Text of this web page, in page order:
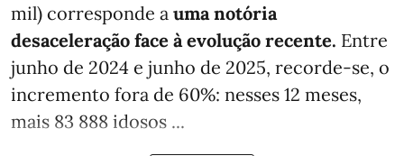
mil) corresponde a uma notória
desaceleração face à evolução recente. Entre
junho de 2024 e junho de 2025, recorde-se, o
incremento fora de 60%: nesses 12 meses,
mais 83 888 idosos ...